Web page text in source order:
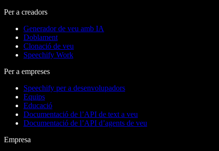
Per a creadors
Generador de veu amb IA
Doblament
Clonació de veu
Speechify Work
Per a empreses
Speechify per a desenvolupadors
Equips
Educació
Documentació de l’API de text a veu
Documentació de l’API d’agents de veu
Empresa